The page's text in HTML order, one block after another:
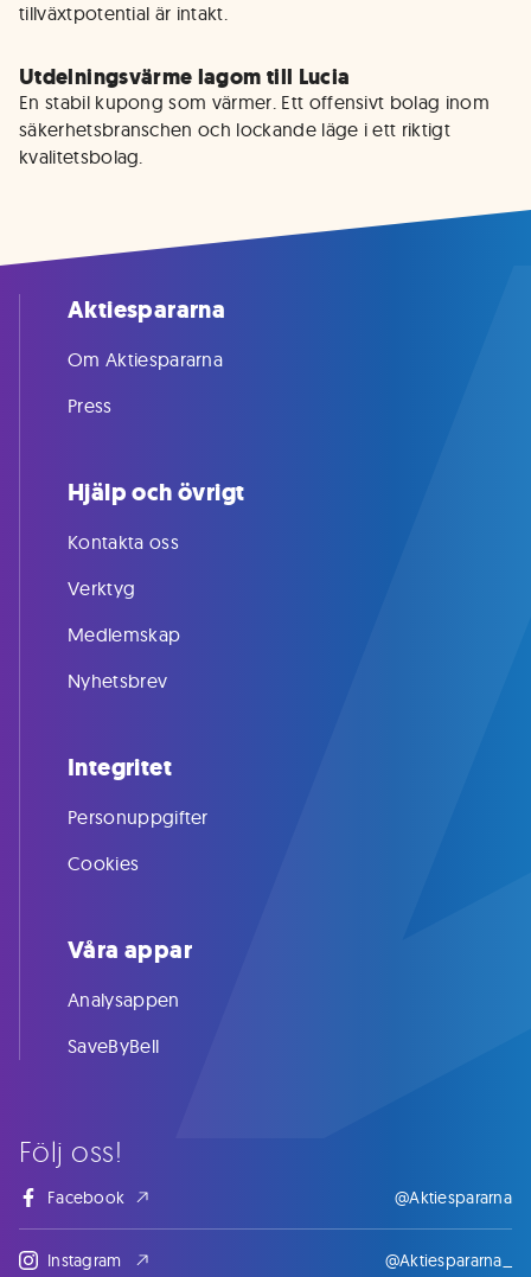
tillväxtpotential är intakt.
Utdelningsvärme lagom till Lucia
En stabil kupong som värmer. Ett offensivt bolag inom
säkerhetsbranschen och lockande läge i ett riktigt
kvalitetsbolag.
Följ oss!
Facebook @Aktiespararna
Instagram @Aktiespararna_
Aktiespararna
Om Aktiespararna
Press
Hjälp och övrigt
Kontakta oss
Verktyg
Medlemskap
Nyhetsbrev
Integritet
Personuppgifter
Cookies
Våra appar
Analysappen
SaveByBell